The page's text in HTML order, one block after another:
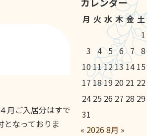
月ご入居分はすで
となっておりま
月 火 水 木 金 土
1
3 4 5 6 7 8
1011121314 15
17 18 19 20 21 22
24 25 26 27 28 29
31
« 20268月 »